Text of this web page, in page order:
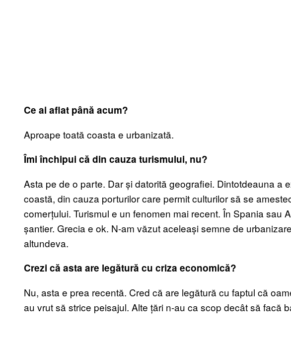
Ce ai aflat până acum?
Aproape toată coasta e urbanizată.
Îmi închipui că din cauza turismului, nu?
Asta pe de o parte. Dar și datorită geografiei. Dintotdeauna a
coastă, din cauza porturilor care permit culturilor să se
comerțului. Turismul e un fenomen mai recent. În Spania sau
șantier. Grecia e ok. N-am văzut aceleași semne de
altundeva.
Crezi că asta are legătură cu criza economică?
Nu, asta e prea recentă. Cred că are legătură cu faptul că
au vrut să strice peisajul. Alte țări n-au ca scop decât să facă